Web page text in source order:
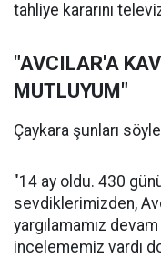
tahliye kararını
"AVCILAR'A
MUTLUYUM"
Çaykara şunları
"14 ay oldu. 430
sevdiklerimizden,
yargılamamız
incelememiz vardı